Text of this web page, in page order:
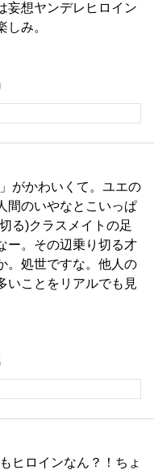
妄想ヤンデレヒロイン
しみ。
がかわいくて。ユエの
間のいやなとこいっぱ
る)クラスメイトの足
ー。その辺乗り切る才
。処世ですな。他人の
いことをリアルでも見
ヒロインなん？！ちょ